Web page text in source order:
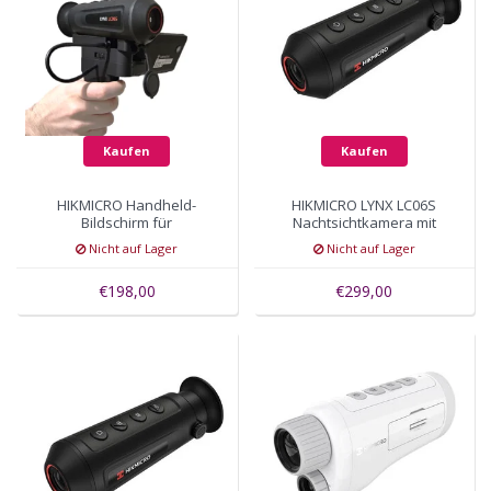
Kaufen
HIKMICRO Handheld-
Bildschirm für
Nachtsichtkameras
Nicht auf Lager
€198,00
Kaufen
HIKMICRO LYNX LC06S
Nachtsichtkamera mit
160x120 pixels, bis 220
meter
Nicht auf Lager
€299,00